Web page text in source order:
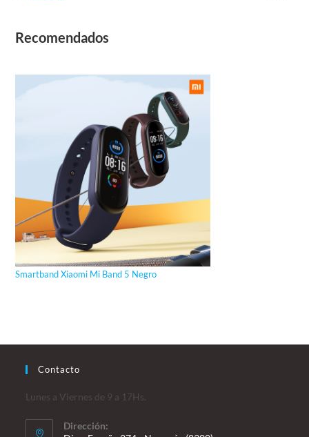
Recomendados
Smartband Xiaomi Mi Band 5 Negro
Contacto
Lunes a Viernes de 9 a 17Hs.
Dirección: